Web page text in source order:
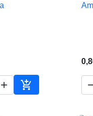
rápida
 
Adicionar ao